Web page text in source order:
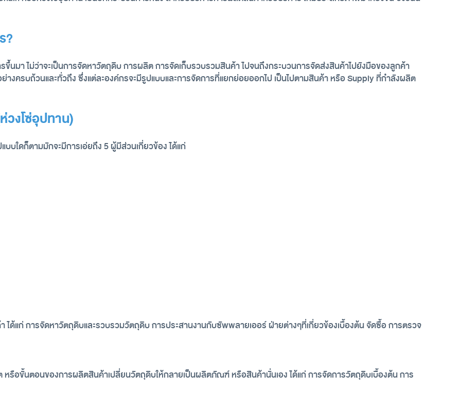
?
นมา ไม่ว่าจะเป็นการจัดหาวัตถุดิบ การผลิต การจัดเก็บรวบรวมสินค้า ไปจนถึงกระบวนการจัดส่งสินค้าไปยังมือของลูกค้า
งครบถ้วนและทั่วถึง ซึ่งแต่ละองค์กรจะมีรูปแบบและการจัดการที่แยกย่อยออกไป เป็นไปตามสินค้า หรือ Supply ที่กำลังผลิต
วงโซ่อุปทาน)
Supply Chain มีมากมายหลากหลายรูปแบบ แต่ไม่ว่าจะรูปแบบใดก็ตามมักจะมีการเอ่ยถึง 5 ผู้มีส่วนเกี่ยวข้อง ได้แก่
แก่ การจัดหาวัตถุดิบและรวบรวมวัตถุดิบ การประสานงานกับซัพพลายเออร์ ฝ่ายต่างๆที่เกี่ยวข้องเบื้องต้น จัดซื้อ การตรวจ
รือขั้นตอนของการผลิตสินค้าเปลี่ยนวัตถุดิบให้กลายเป็นผลิตภัณฑ์ หรือสินค้านั่นเอง ได้แก่ การจัดการวัตถุดิบเบื้องต้น การ